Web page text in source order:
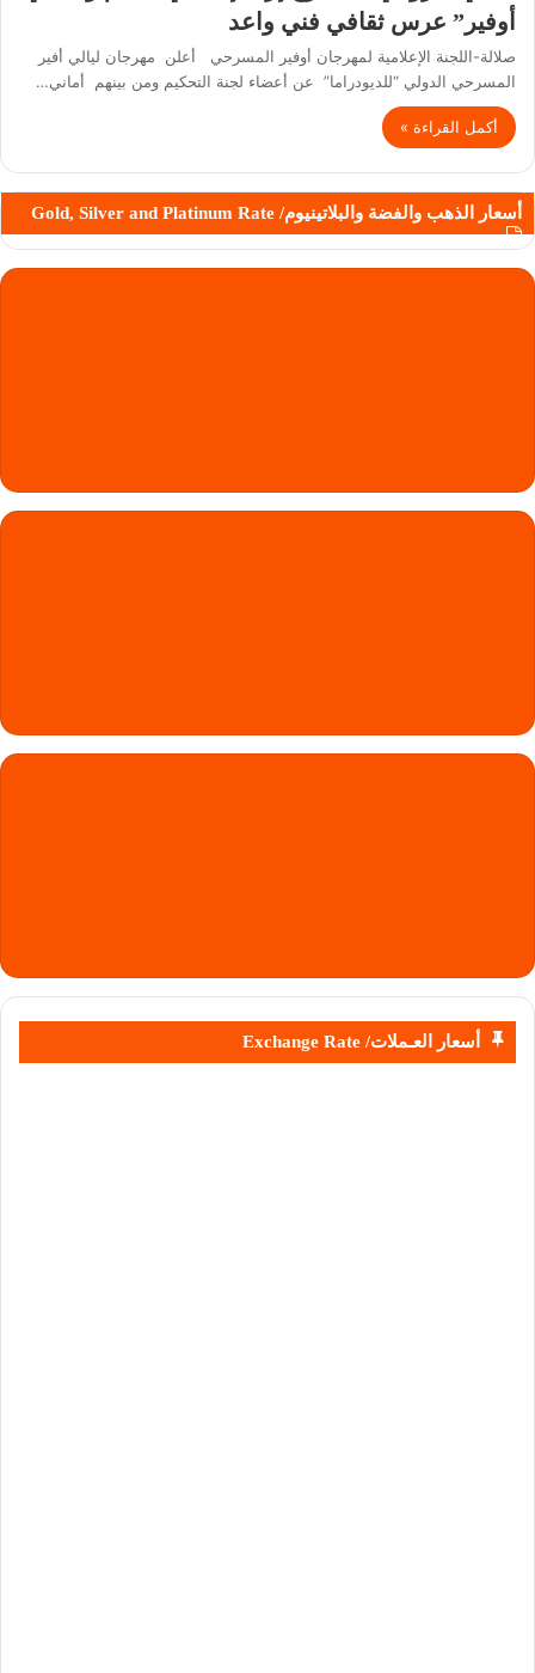
أوفير” عرس ثقافي فني واعد
صلالة-اللجنة الإعلامية لمهرجان أوفير المسرحي أعلن مهرجان ليالي أفير
المسرحي الدولي “للديودراما” عن أعضاء لجنة التحكيم ومن بينهم أماني…
أكمل القراءة »
أسعار الذهب والفضة والبلاتينيوم/ Gold, Silver and Platinum Rate
أسعار العـملات/ Exchange Rate